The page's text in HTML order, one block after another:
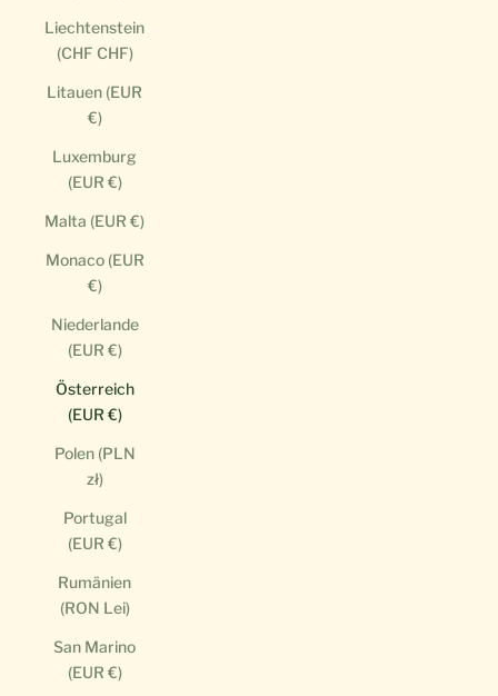
Liechtenstein
(CHF CHF)
Litauen (EUR
€)
Luxemburg
(EUR €)
Malta (EUR €)
Monaco (EUR
€)
Niederlande
(EUR €)
Österreich
(EUR €)
Polen (PLN
zł)
Portugal
(EUR €)
Rumänien
(RON Lei)
San Marino
(EUR €)